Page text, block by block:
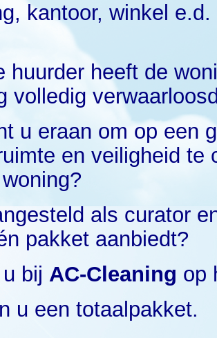
kantoor, winkel
huurder heeft de
volledig
u eraan om op een
en veiligheid te
als curator
pakket aanbiedt?
bij AC-Cleaning op
u een totaalpakket.